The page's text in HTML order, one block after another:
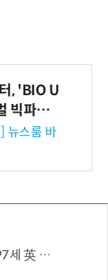
, 'BIO U
빅파마
지원…K
두보 확
뉴스룸 바
매달렸다